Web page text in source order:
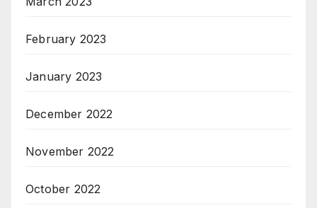
February 2023
January 2023
December 2022
November 2022
October 2022